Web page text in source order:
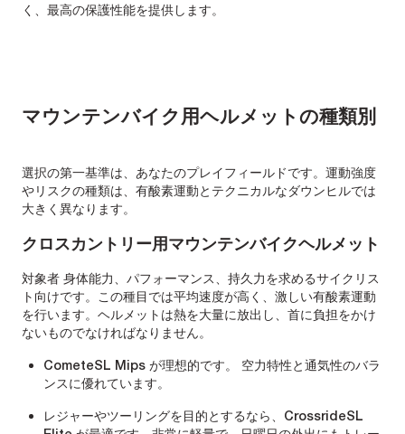
く、最高の保護性能を提供します。
マウンテンバイク用ヘルメットの種類別
選択の第一基準は、あなたのプレイフィールドです。運動強度
やリスクの種類は、有酸素運動とテクニカルなダウンヒルでは
大きく異なります。
クロスカントリー用マウンテンバイクヘルメット
対象者 身体能力、パフォーマンス、持久力を求めるサイクリス
ト向けです。この種目では平均速度が高く、激しい有酸素運動
を行います。ヘルメットは熱を大量に放出し、首に負担をかけ
ないものでなければなりません。
CometeSL Mips が理想的です。 空力特性と通気性のバラ
ンスに優れています。
レジャーやツーリングを目的とするなら、CrossrideSL